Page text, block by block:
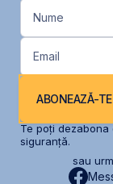
Nume
Email
ABONEAZĂ-TE
Te poți dezabona
siguranță.
sau